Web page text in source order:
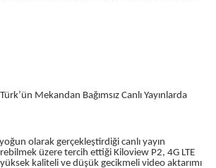
Mekandan Bağımsız Canlı Yayınlarda
olarak gerçekleştirdiği canlı yayın
üzere tercih ettiği Kiloview P2, 4G LTE
kaliteli ve düşük gecikmeli video aktarımı